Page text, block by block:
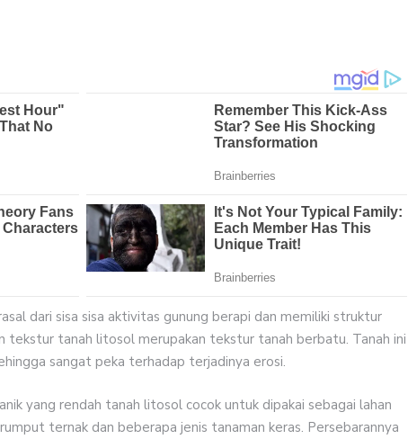
dari sisa sisa aktivitas gunung berapi dan memiliki struktur
tekstur tanah litosol merupakan tekstur tanah berbatu. Tanah ini
sangat peka terhadap terjadinya erosi.
yang rendah tanah litosol cocok untuk dipakai sebagai lahan
ternak dan beberapa jenis tanaman keras. Persebarannya